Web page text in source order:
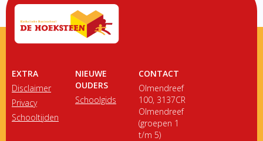
EXTRA
Disclaimer
Privacy
Schooltijden
NIEUWE
OUDERS
Schoolgids
CONTACT
Olmendreef
100, 3137CR
Olmendreef
(groepen 1
t/m 5)